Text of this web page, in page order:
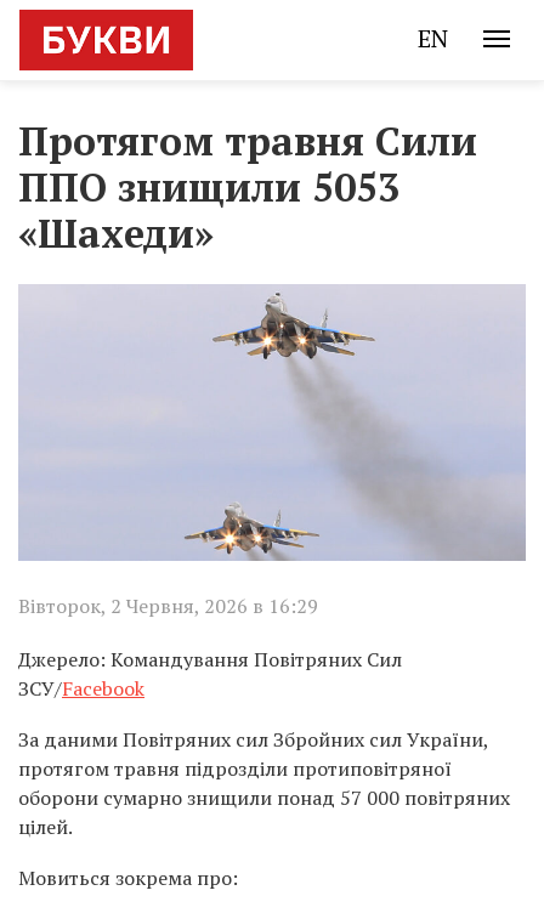
EN
Протягом травня Сили
ППО знищили 5053
«Шахеди»
Вівторок, 2 Червня, 2026 в 16:29
Джерело: Командування Повітряних Сил
ЗСУ/Facebook
За даними Повітряних сил Збройних сил України,
протягом травня підрозділи протиповітряної
оборони сумарно знищили понад 57 000 повітряних
цілей.
Мовиться зокрема про: